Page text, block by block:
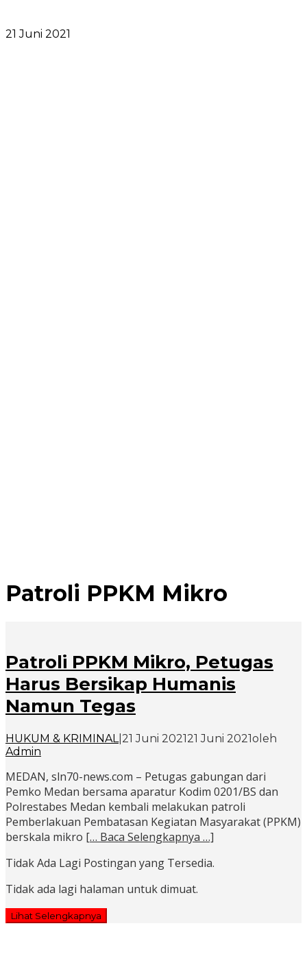
21 Juni 2021
Patroli PPKM Mikro
Patroli PPKM Mikro, Petugas
Harus Bersikap Humanis
Namun Tegas
HUKUM & KRIMINAL| 21 Juni 202121 Juni 2021oleh
Admin
MEDAN, sln70-news.com – Petugas gabungan dari
Pemko Medan bersama aparatur Kodim 0201/BS dan
Polrestabes Medan kembali melakukan patroli
Pemberlakuan Pembatasan Kegiatan Masyarakat (PPKM)
berskala mikro [… Baca Selengkapnya …]
Tidak Ada Lagi Postingan yang Tersedia.
Tidak ada lagi halaman untuk dimuat.
Lihat Selengkapnya